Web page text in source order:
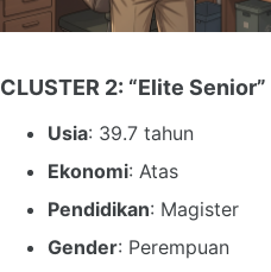
CLUSTER 2: “Elite Senior”
Usia: 39.7 tahun
Ekonomi: Atas
Pendidikan: Magister
Gender: Perempuan